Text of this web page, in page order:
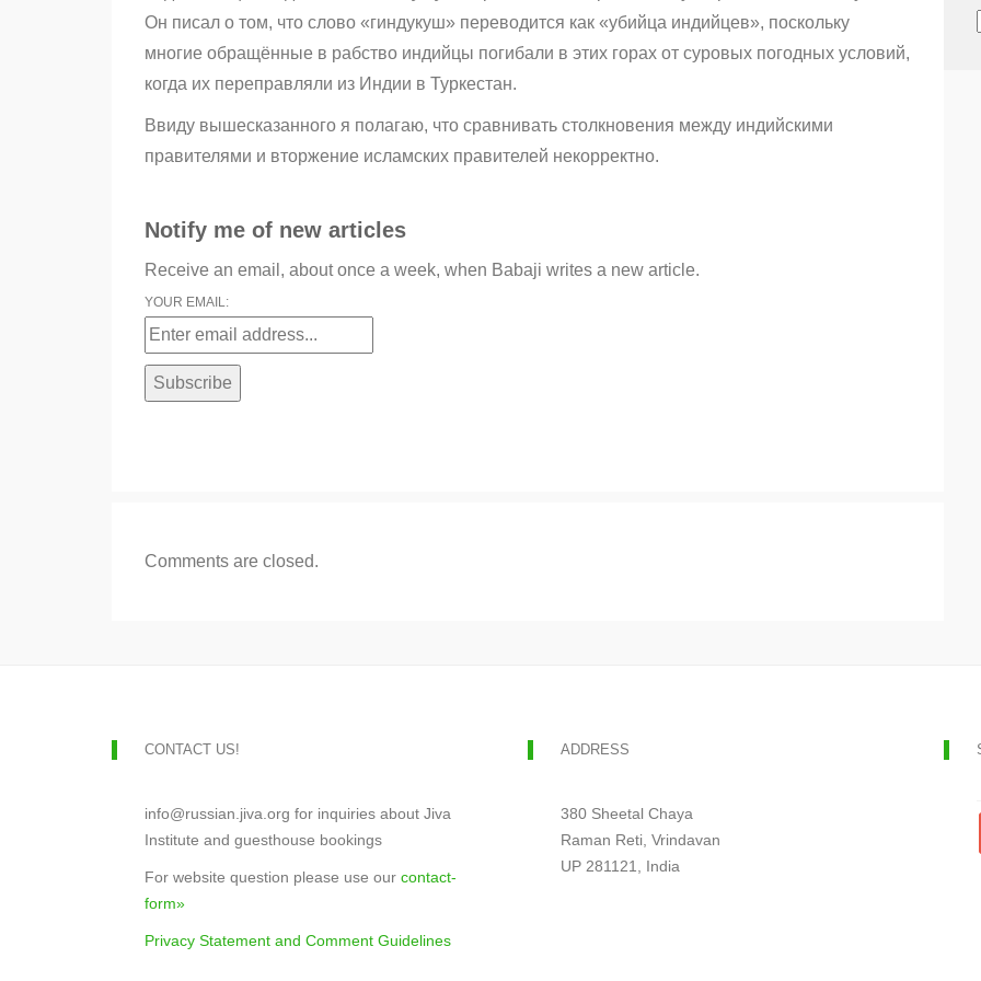
Он писал о том, что слово «гиндукуш» переводится как «убийца индийцев», поскольку
многие обращённые в рабство индийцы погибали в этих горах от суровых погодных условий,
когда их переправляли из Индии в Туркестан.
Ввиду вышесказанного я полагаю, что сравнивать столкновения между индийскими
правителями и вторжение исламских правителей некорректно.
Notify me of new articles
Receive an email, about once a week, when Babaji writes a new article.
YOUR EMAIL:
Comments are closed.
CONTACT US!
info@russian.jiva.org for inquiries about Jiva
Institute and guesthouse bookings
For website question please use our contact-
form»
Privacy Statement and Comment Guidelines
ADDRESS
380 Sheetal Chaya
Raman Reti, Vrindavan
UP 281121, India